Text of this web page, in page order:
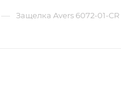
— Защелка Avers 6072-01-CR